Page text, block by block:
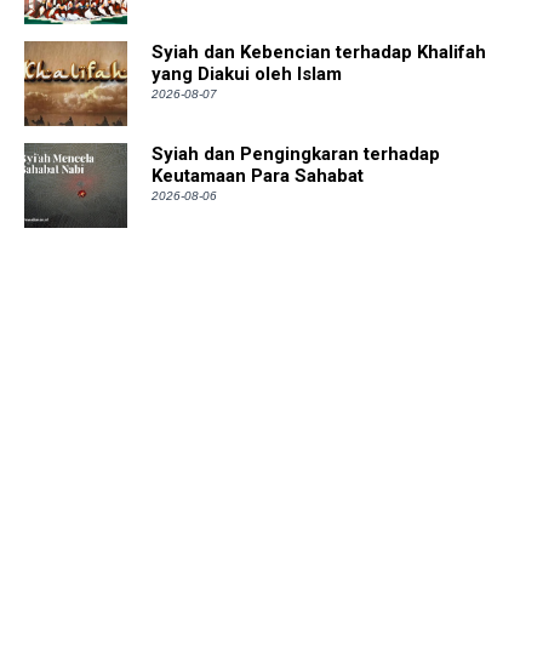
Syiah dan Kebencian terhadap Khalifah
yang Diakui oleh Islam
2026-08-07
Syiah dan Pengingkaran terhadap
Keutamaan Para Sahabat
2026-08-06